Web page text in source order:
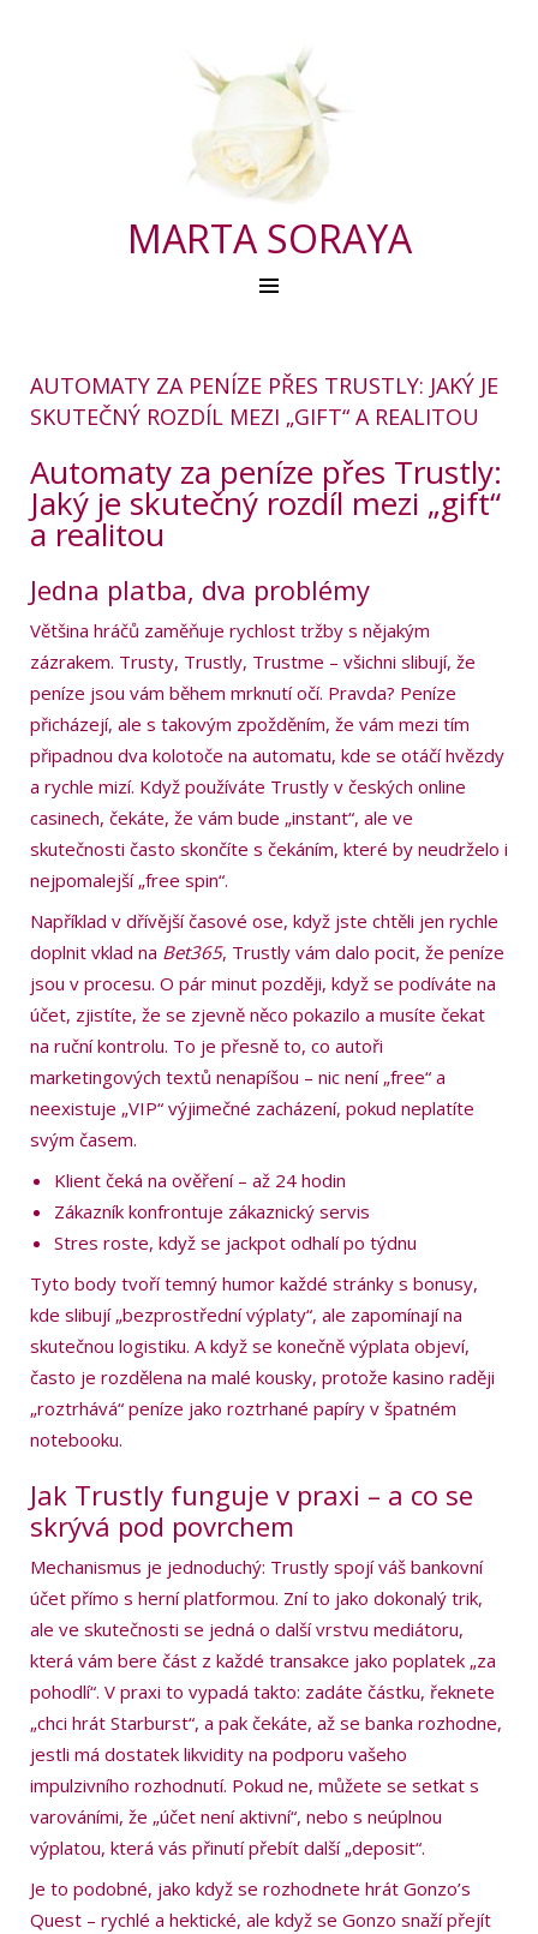
MARTA SORAYA
AUTOMATY ZA PENÍZE PŘES TRUSTLY: JAKÝ JE
SKUTEČNÝ ROZDÍL MEZI „GIFT“ A REALITOU
Automaty za peníze přes Trustly:
Jaký je skutečný rozdíl mezi „gift“
a realitou
Jedna platba, dva problémy
Většina hráčů zaměňuje rychlost tržby s nějakým
zázrakem. Trusty, Trustly, Trustme – všichni slibují, že
peníze jsou vám během mrknutí očí. Pravda? Peníze
přicházejí, ale s takovým zpožděním, že vám mezi tím
připadnou dva kolotoče na automatu, kde se otáčí hvězdy
a rychle mizí. Když používáte Trustly v českých online
casinech, čekáte, že vám bude „instant“, ale ve
skutečnosti často skončíte s čekáním, které by neudrželo i
nejpomalejší „free spin“.
Například v dřívější časové ose, když jste chtěli jen rychle
doplnit vklad na Bet365, Trustly vám dalo pocit, že peníze
jsou v procesu. O pár minut později, když se podíváte na
účet, zjistíte, že se zjevně něco pokazilo a musíte čekat
na ruční kontrolu. To je přesně to, co autoři
marketingových textů nenapíšou – nic není „free“ a
neexistuje „VIP“ výjimečné zacházení, pokud neplatíte
svým časem.
Klient čeká na ověření – až 24 hodin
Zákazník konfrontuje zákaznický servis
Stres roste, když se jackpot odhalí po týdnu
Tyto body tvoří temný humor každé stránky s bonusy,
kde slibují „bezprostřední výplaty“, ale zapomínají na
skutečnou logistiku. A když se konečně výplata objeví,
často je rozdělena na malé kousky, protože kasino raději
„roztrhává“ peníze jako roztrhané papíry v špatném
notebooku.
Jak Trustly funguje v praxi – a co se
skrývá pod povrchem
Mechanismus je jednoduchý: Trustly spojí váš bankovní
účet přímo s herní platformou. Zní to jako dokonalý trik,
ale ve skutečnosti se jedná o další vrstvu mediátoru,
která vám bere část z každé transakce jako poplatek „za
pohodlí“. V praxi to vypadá takto: zadáte částku, řeknete
„chci hrát Starburst“, a pak čekáte, až se banka rozhodne,
jestli má dostatek likvidity na podporu vašeho
impulzivního rozhodnutí. Pokud ne, můžete se setkat s
varováními, že „účet není aktivní“, nebo s neúplnou
výplatou, která vás přinutí přebít další „deposit“.
Je to podobné, jako když se rozhodnete hrát Gonzo’s
Quest – rychlé a hektické, ale když se Gonzo snaží přejít